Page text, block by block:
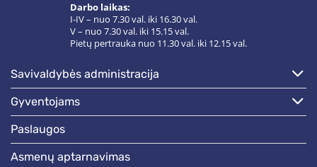
Darbo laikas:
I-IV – nuo 7.30 val. iki 16.30 val.
V – nuo 7.30 val. iki 15.15 val.
Pietų pertrauka nuo 11.30 val. iki 12.15 val.
savivaldybės administracija
gyventojams
paslaugos
asmenų aptarnavimas